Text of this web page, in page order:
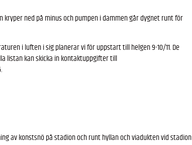
ned på minus och pumpen i dammen går dygnet runt för
i luften i sig planerar vi för uppstart till helgen 9-10/11. De
listan kan skicka in kontaktuppgifter till
av konstsnö på stadion och runt hyllan och viadukten vid stadion